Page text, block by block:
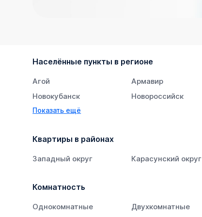
Населённые пункты в регионе
Агой Армавир
Новокубанск
Новороссийск
Тихорецк
Показать ещё
Квартиры в районах
Западный округ Карасунский округ
Комнатность
Однокомнатные Двухкомнатные